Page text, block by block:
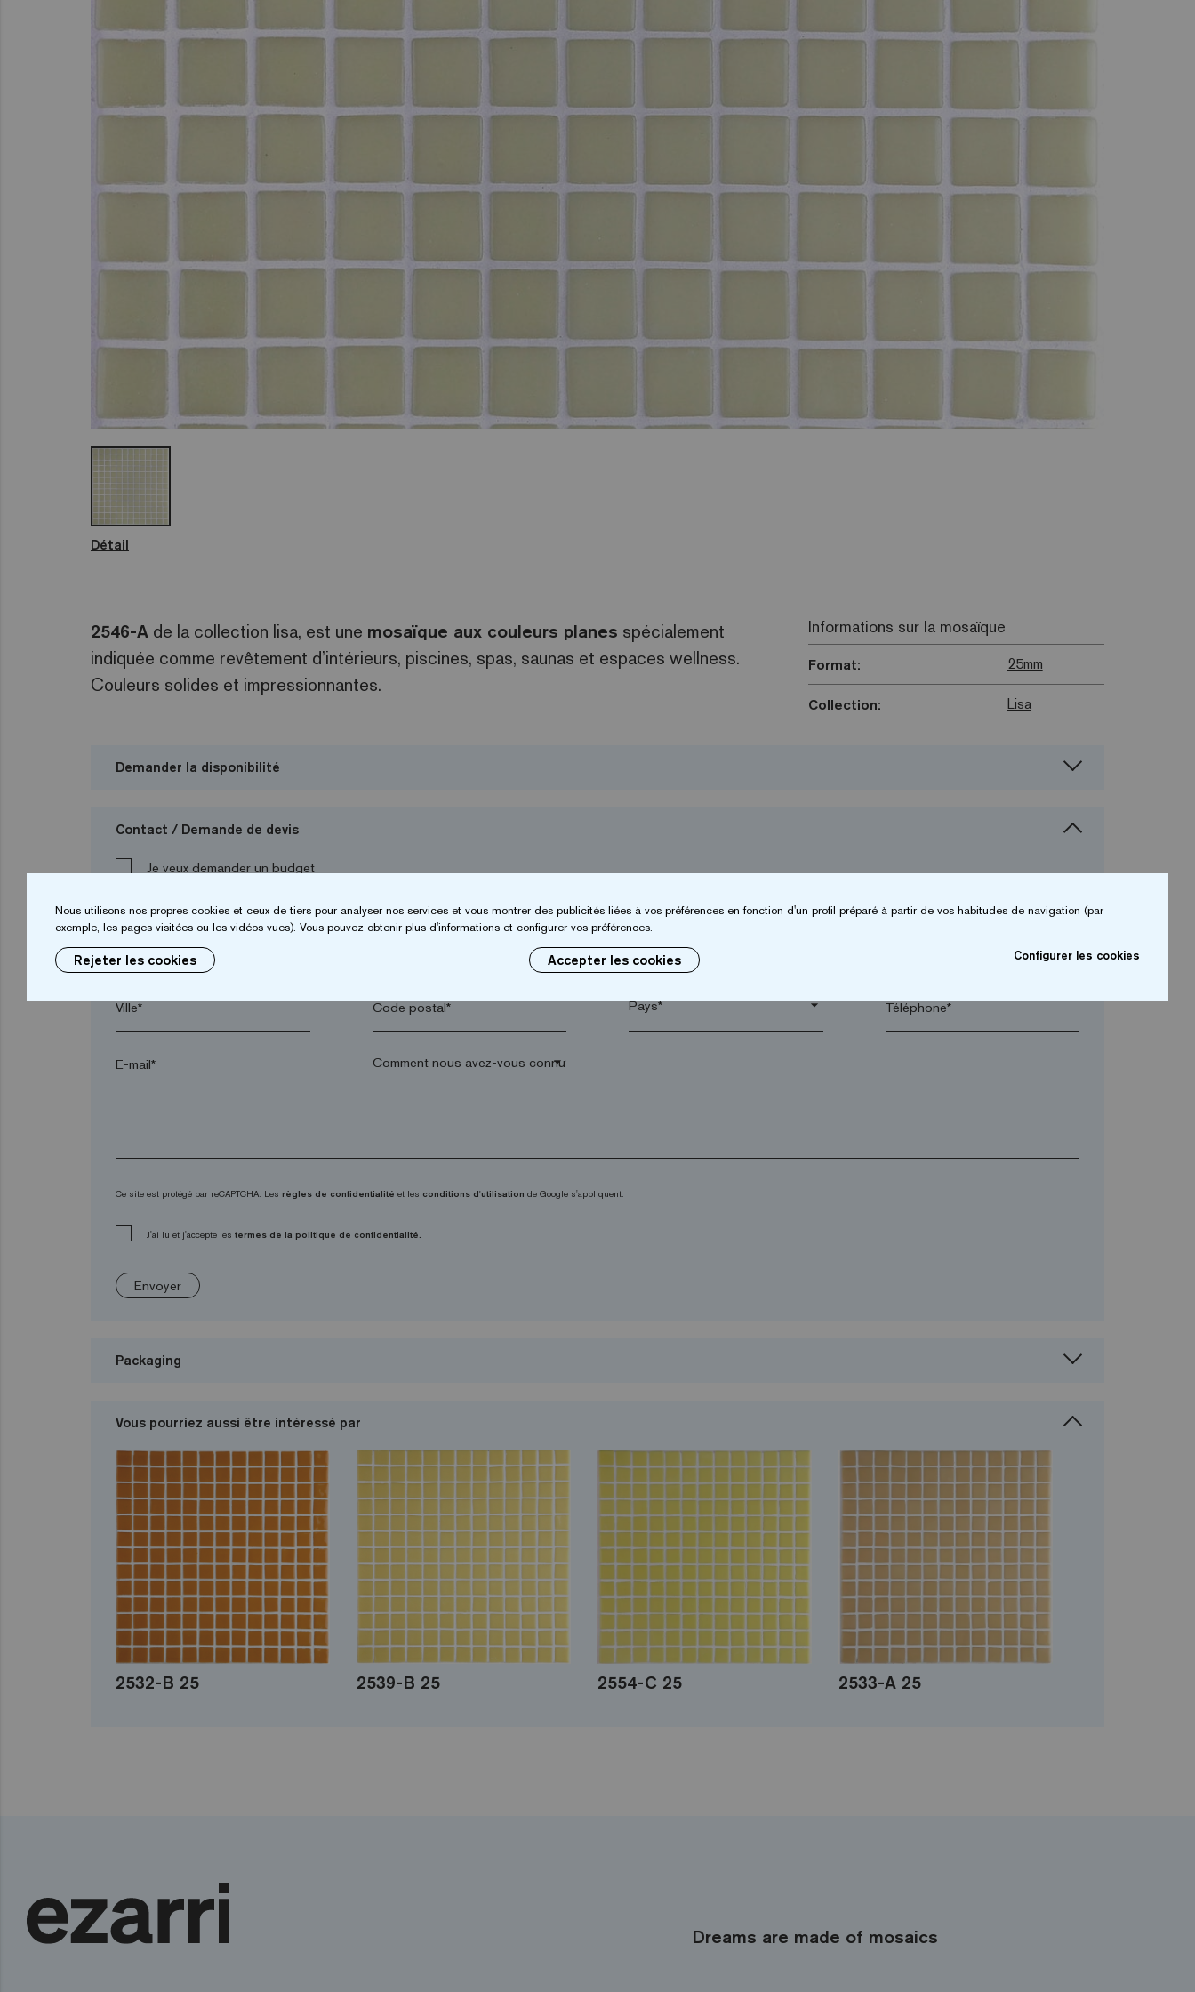
Détail
2546-A de la collection lisa, est une mosaïque aux couleurs planes spécialement
indiquée comme revêtement d’intérieurs, piscines, spas, saunas et espaces wellness.
Couleurs solides et impressionnantes.
Informations sur la mosaïque
Format: 25mm
Collection: Lisa
Demander la disponibilité
Contact / Demande de devis
Je veux demander un budget
Prénom* Entreprise* arrow_drop_down
Ville* Code postal* arrow_drop_down Téléphone*
E-mail* arrow_drop_down
Ce site est protégé par reCAPTCHA. Les règles de confidentialité et les conditions d'utilisation de Google s'appliquent.
J'ai lu et j'accepte les termes de la politique de confidentialité.
Envoyer
Packaging
Vous pourriez aussi être intéressé par
2532-B 25 2539-B 25 2554-C 25 2533-A 25
Dreams are made of mosaics
Nous utilisons nos propres cookies et ceux de tiers pour analyser nos services et vous montrer des publicités liées à vos préférences en fonction d'un profil préparé à partir de vos habitudes de navigation (par
exemple, les pages visitées ou les vidéos vues). Vous pouvez obtenir plus d'informations et configurer vos préférences.
Rejeter les cookies Accepter les cookies Configurer les cookies